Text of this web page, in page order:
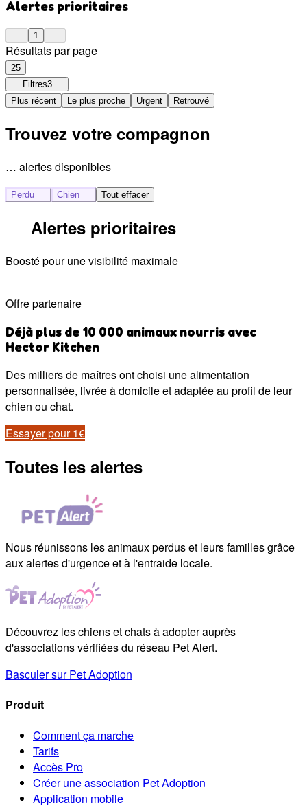
Alertes prioritaires
1
Résultats par page
25
Filtres3
Plus récent
Le plus proche Urgent Retrouvé
Trouvez votre compagnon
… alertes disponibles
Perdu Chien Tout effacer
Alertes prioritaires
Boosté pour une visibilité maximale
Offre partenaire
Déjà plus de 10 000 animaux nourris avec
Hector Kitchen
Des milliers de maîtres ont choisi une alimentation
personnalisée, livrée à domicile et adaptée au profil de leur
chien ou chat.
Essayer pour 1€
Toutes les alertes
Nous réunissons les animaux perdus et leurs familles grâce
aux alertes d'urgence et à l'entraide locale.
Découvrez les chiens et chats à adopter auprès
d'associations vérifiées du réseau Pet Alert.
Basculer sur Pet Adoption
Produit
Comment ça marche
Tarifs
Accès Pro
Créer une association Pet Adoption
Application mobile